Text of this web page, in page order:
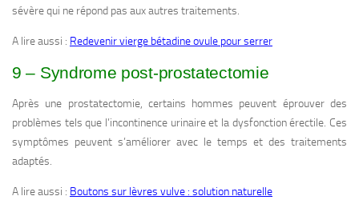
sévère qui ne répond pas aux autres traitements.
A lire aussi : Redevenir vierge bétadine ovule pour serrer
9 – Syndrome post-prostatectomie
Après une prostatectomie, certains hommes peuvent éprouver des
problèmes tels que l’incontinence urinaire et la dysfonction érectile. Ces
symptômes peuvent s’améliorer avec le temps et des traitements
adaptés.
A lire aussi : Boutons sur lèvres vulve : solution naturelle